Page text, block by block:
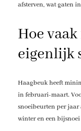
afsterven, wat gaten
Hoe
eigenlijk
Haagbeuk heeft
in februari-maart.
snoeibeurten per jaar
winter en een